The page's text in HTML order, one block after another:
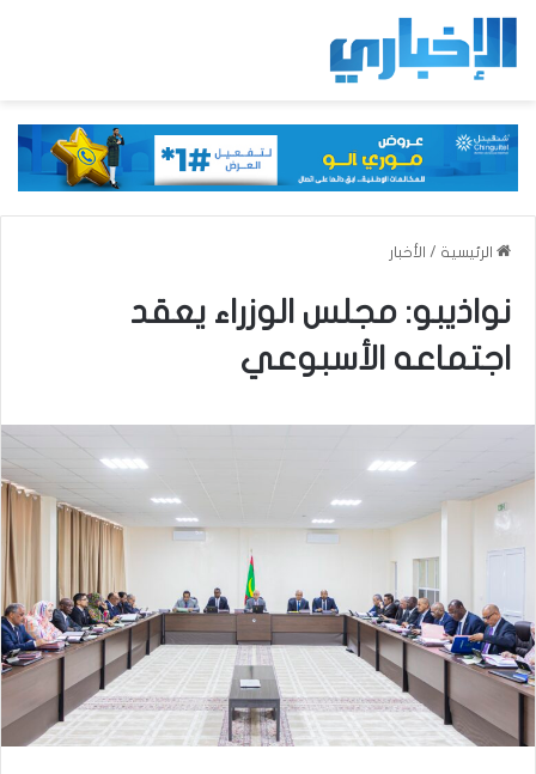
الرئيسية / الأخبار
نواذيبو: مجلس الوزراء يعقد
اجتماعه الأسبوعي